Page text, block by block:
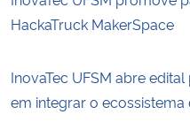
HackaTruck MakerSpace
InovaTec UFSM abre
em integrar o ecossistema